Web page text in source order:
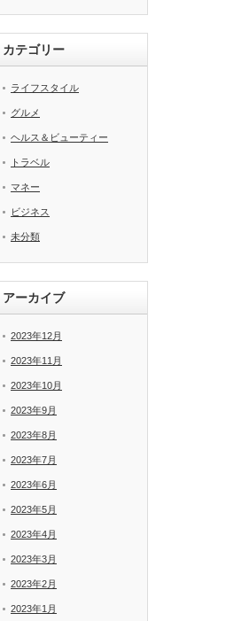
カテゴリー
ライフスタイル
グルメ
ヘルス＆ビューティー
トラベル
マネー
ビジネス
未分類
アーカイブ
2023年12月
2023年11月
2023年10月
2023年9月
2023年8月
2023年7月
2023年6月
2023年5月
2023年4月
2023年3月
2023年2月
2023年1月